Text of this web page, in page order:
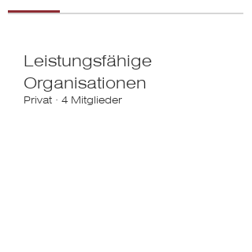
Leistungsfähige
Organisationen
Privat · 4 Mitglieder